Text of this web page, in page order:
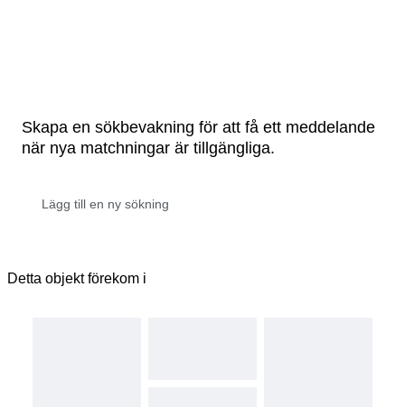
Skapa en sökbevakning för att få ett meddelande
när nya matchningar är tillgängliga.
Detta objekt förekom i